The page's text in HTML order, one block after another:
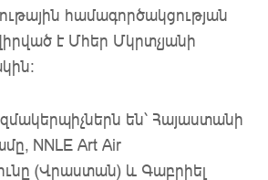
համագործակցության
է Մհեր Մկրտչյանի
են՝ Հայաստանի
NNLE Art Air
(Վրաստան) և Գաբրիել